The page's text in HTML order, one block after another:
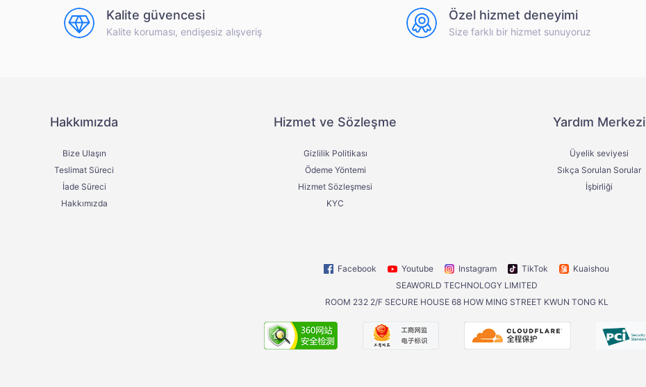
Kalite güvencesi
Kalite koruması, endişesiz alışveriş
Özel hizmet deneyimi
Size farklı bir hizmet sunuyoruz
Hakkımızda
Bize Ulaşın
Teslimat Süreci
İade Süreci
Hakkımızda
Hizmet ve Sözleşme
Gizlilik Politikası
Ödeme Yöntemi
Hizmet Sözleşmesi
KYC
Yardım Merkezi
Üyelik seviyesi
Sıkça Sorulan Sorular
İşbirliği
Facebook Youtube Instagram TikTok
Kuaishou
SEAWORLD TECHNOLOGY LIMITED
ROOM 232 2/F SECURE HOUSE 68 HOW MING STREET KWUN TONG KL